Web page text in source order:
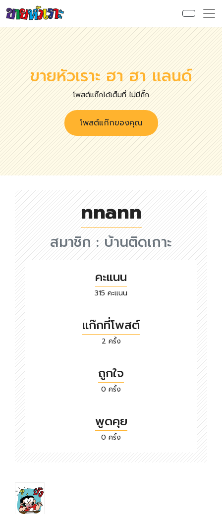
ขายหัวเราะ ฮา ฮา แลนด์
โพสต์แก๊กได้เต็มที่ ไม่มีกั๊ก
โพสต์แก๊กของคุณ
nnann
สมาชิก :บ้านติดเกาะ
คะแนน
315 คะแนน
แก๊กที่โพสต์
2 ครั้ง
ถูกใจ
0 ครั้ง
พูดคุย
0 ครั้ง